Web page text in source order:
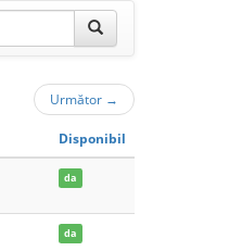
Următor →
Disponibil
da
da